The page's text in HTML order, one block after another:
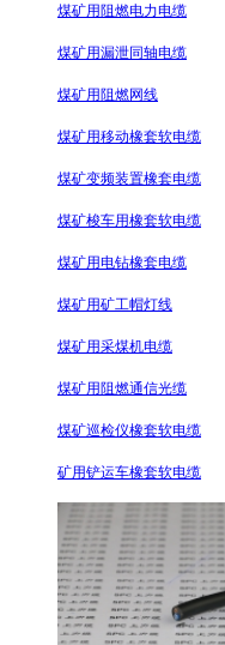
煤矿用阻燃电力电缆
煤矿用漏泄同轴电缆
煤矿用阻燃网线
煤矿用移动橡套软电缆
煤矿变频装置橡套电缆
煤矿梭车用橡套软电缆
煤矿用电钻橡套电缆
煤矿用矿工帽灯线
煤矿用采煤机电缆
煤矿用阻燃通信光缆
煤矿巡检仪橡套软电缆
矿用铲运车橡套软电缆